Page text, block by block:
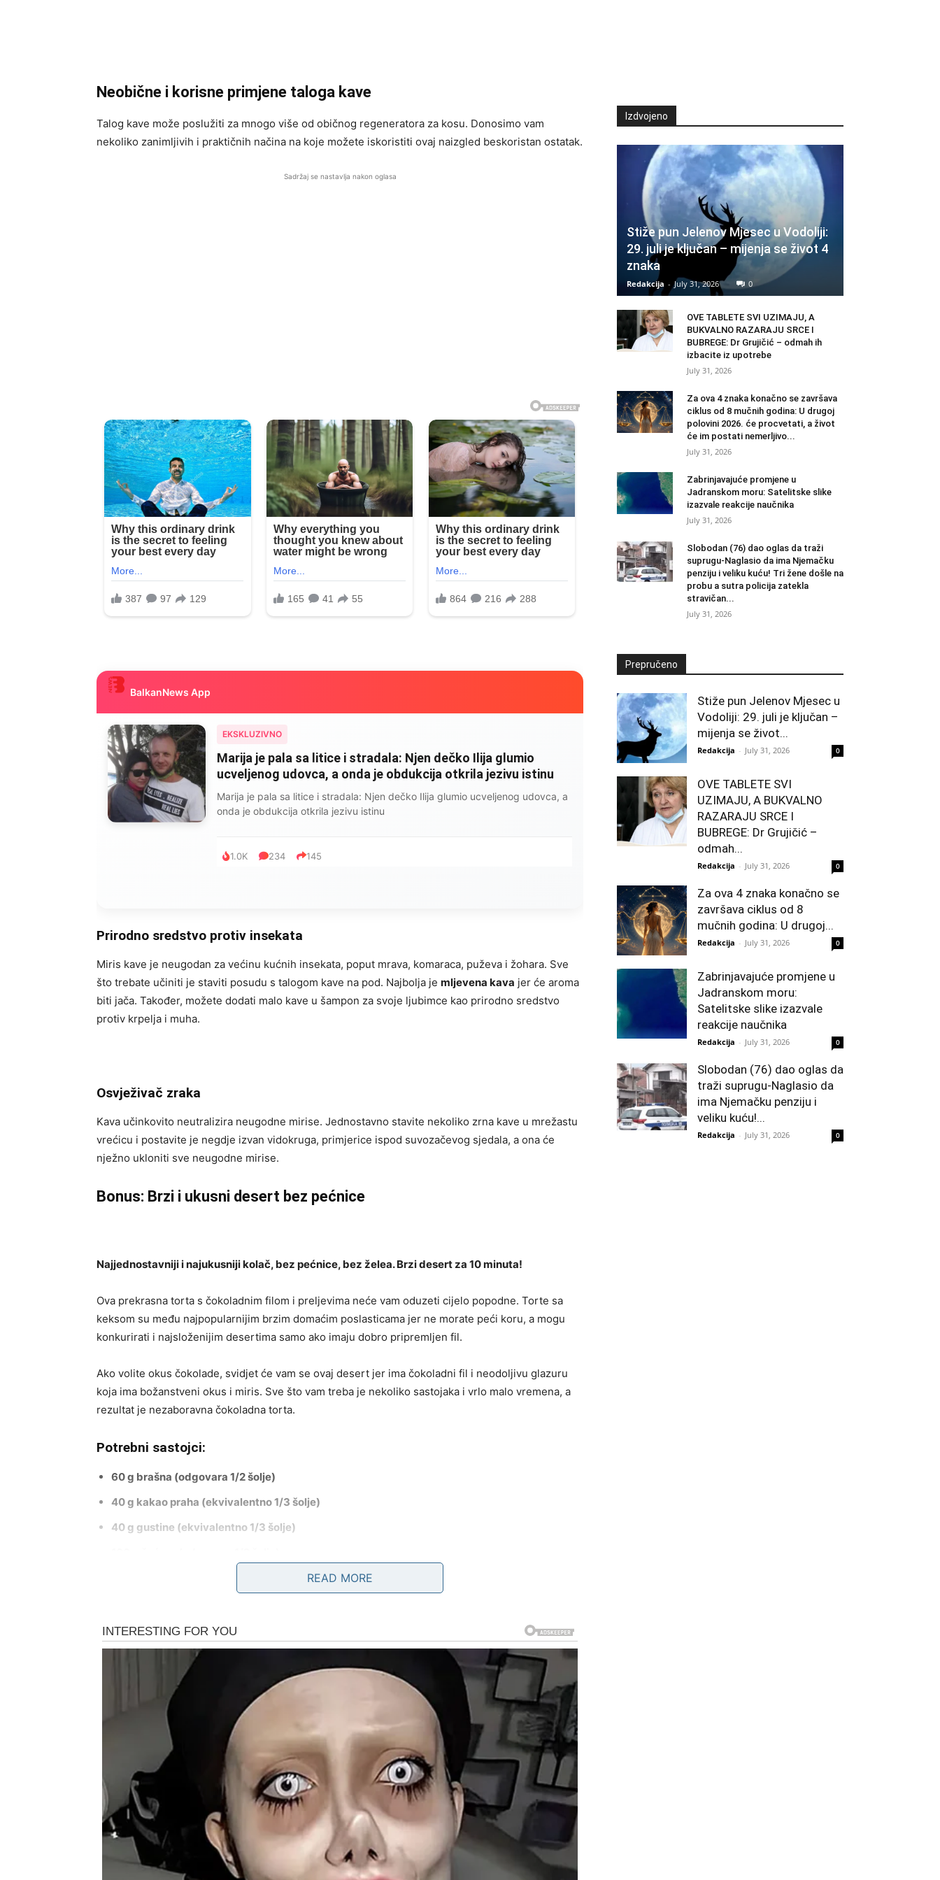
Neobične i korisne primjene taloga kave
Talog kave može poslužiti za mnogo više od običnog regeneratora za kosu. Donosimo vam
nekoliko zanimljivih i praktičnih načina na koje možete iskoristiti ovaj naizgled beskoristan ostatak.
Sadržaj se nastavlja nakon oglasa
BalkanNews App
EKSKLUZIVNO
Marija je pala sa litice i stradala: Njen dečko Ilija glumio
ucveljenog udovca, a onda je obdukcija otkrila jezivu istinu
Marija je pala sa litice i stradala: Njen dečko Ilija glumio ucveljenog udovca, a
onda je obdukcija otkrila jezivu istinu
1.0K 234 145
Prirodno sredstvo protiv insekata
Miris kave je neugodan za većinu kućnih insekata, poput mrava, komaraca, puževa i žohara. Sve
što trebate učiniti je staviti posudu s talogom kave na pod. Najbolja je mljevena kava jer će aroma
biti jača. Također, možete dodati malo kave u šampon za svoje ljubimce kao prirodno sredstvo
protiv krpelja i muha.
Osvježivač zraka
Kava učinkovito neutralizira neugodne mirise. Jednostavno stavite nekoliko zrna kave u mrežastu
vrećicu i postavite je negdje izvan vidokruga, primjerice ispod suvozačevog sjedala, a ona će
nježno ukloniti sve neugodne mirise.
Bonus: Brzi i ukusni desert bez pećnice
Najjednostavniji i najukusniji kolač, bez pećnice, bez želea. Brzi desert za 10 minuta!
Ova prekrasna torta s čokoladnim filom i preljevima neće vam oduzeti cijelo popodne. Torte sa
keksom su među najpopularnijim brzim domaćim poslasticama jer ne morate peći koru, a mogu
konkurirati i najsloženijim desertima samo ako imaju dobro pripremljen fil.
Ako volite okus čokolade, svidjet će vam se ovaj desert jer ima čokoladni fil i neodoljivu glazuru
koja ima božanstveni okus i miris. Sve što vam treba je nekoliko sastojaka i vrlo malo vremena, a
rezultat je nezaboravna čokoladna torta.
Potrebni sastojci:
60 g brašna (odgovara 1/2 šolje)
40 g kakao praha (ekvivalentno 1/3 šolje)
40 g gustine (ekvivalentno 1/3 šolje)
1 kašika putera
200 ml slatke pavlake
Kako se priprema?
U zdjeli pomiješajte prosijano brašno i kakao prah, zajedno s kukuruznim škrobom za veću
gustoću, šećerom i vanilin šećerom. Miješajte smjesu dok se dobro ne sjedini.
Ulijte mlijeko i nastavite miješati dok se sve grudvice ne otope i sastojci se dobro sjedine.
Stavite smjesu na izvor topline i neprestano miješajte dok ne proključa. Dodajte komadić putera
i nastavite kuhati još jednu minutu dok smjesa ne dobije gušću konzistenciju. Nakon toga,
smjesu prebacite u činiju, prekrijte prozirnom folijom i ostavite da se ohladi.
Mikserom dobro umutite ohlađen fil.
READ MORE
Izdvojeno
Stiže pun Jelenov Mjesec u Vodoliji:
29. juli je ključan – mijenja se život 4
znaka
Redakcija - July 31, 2026 0
OVE TABLETE SVI UZIMAJU, A
BUKVALNO RAZARAJU SRCE I
BUBREGE: Dr Grujičić – odmah ih
izbacite iz upotrebe
July 31, 2026
Za ova 4 znaka konačno se završava
ciklus od 8 mučnih godina: U drugoj
polovini 2026. će procvetati, a život
će im postati nemerljivo...
July 31, 2026
Zabrinjavajuće promjene u
Jadranskom moru: Satelitske slike
izazvale reakcije naučnika
July 31, 2026
Slobodan (76) dao oglas da traži
suprugu-Naglasio da ima Njemačku
penziju i veliku kuću! Tri žene došle na
probu a sutra policija zatekla
stravičan...
July 31, 2026
Prepručeno
Stiže pun Jelenov Mjesec u
Vodoliji: 29. juli je ključan –
mijenja se život...
Redakcija - July 31, 2026 0
OVE TABLETE SVI
UZIMAJU, A BUKVALNO
RAZARAJU SRCE I
BUBREGE: Dr Grujičić –
odmah...
Redakcija - July 31, 2026 0
Za ova 4 znaka konačno se
završava ciklus od 8
mučnih godina: U drugoj...
Redakcija - July 31, 2026 0
Zabrinjavajuće promjene u
Jadranskom moru:
Satelitske slike izazvale
reakcije naučnika
Redakcija - July 31, 2026 0
Slobodan (76) dao oglas da
traži suprugu-Naglasio da
ima Njemačku penziju i
veliku kuću!...
Redakcija - July 31, 2026 0